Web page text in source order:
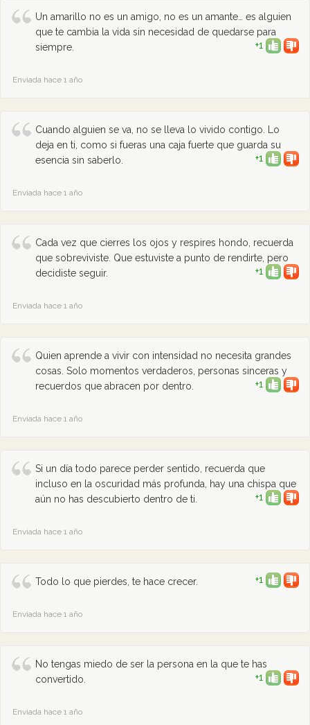
Un amarillo no es un amigo, no es un amante… es alguien
que te cambia la vida sin necesidad de quedarse para
siempre.
+1
Enviada hace 1 año
Cuando alguien se va, no se lleva lo vivido contigo. Lo
deja en ti, como si fueras una caja fuerte que guarda su
esencia sin saberlo.
+1
Enviada hace 1 año
Cada vez que cierres los ojos y respires hondo, recuerda
que sobreviviste. Que estuviste a punto de rendirte, pero
decidiste seguir.
+1
Enviada hace 1 año
Quien aprende a vivir con intensidad no necesita grandes
cosas. Solo momentos verdaderos, personas sinceras y
recuerdos que abracen por dentro.
+1
Enviada hace 1 año
Si un día todo parece perder sentido, recuerda que
incluso en la oscuridad más profunda, hay una chispa que
aún no has descubierto dentro de ti.
+1
Enviada hace 1 año
Todo lo que pierdes, te hace crecer. +1
Enviada hace 1 año
No tengas miedo de ser la persona en la que te has
convertido.
+1
Enviada hace 1 año